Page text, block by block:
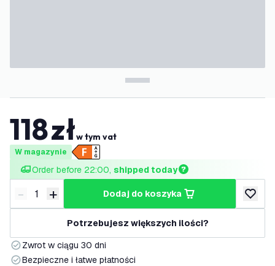
118złw tym vat
W magazynie
Order before 22:00, shipped today
Zmniejsz ilość
- Zwiększ ilość
+ dodaj do koszyka
dodaj
Potrzebujesz większych ilości?
Zwrot w ciągu 30 dni
Bezpieczne i łatwe płatności